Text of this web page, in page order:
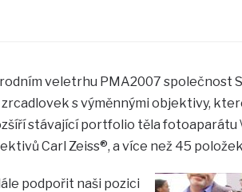
veletrhu PMA2007 společnost
s výměnnými objektivy,
stávající portfolio těla fotoaparátu
Carl Zeiss®, a více než 45
podpořit naši pozici